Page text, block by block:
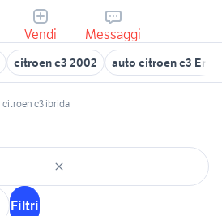
Vendi Messaggi
citroen c3 2002 auto citroen c3
citroen c3 ibrida
Filtri